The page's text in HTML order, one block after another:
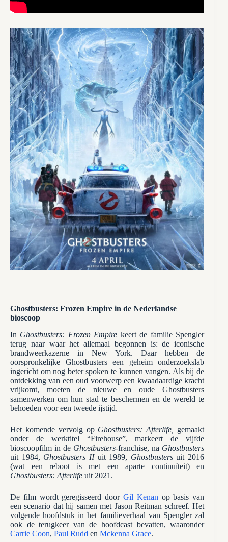
Ghostbusters: Frozen Empire in de Nederlandse
bioscoop
In Ghostbusters: Frozen Empire keert de familie Spengler
terug naar waar het allemaal begonnen is: de iconische
brandweerkazerne in New York. Daar hebben de
oorspronkelijke Ghostbusters een geheim onderzoekslab
ingericht om nog beter spoken te kunnen vangen. Als bij de
ontdekking van een oud voorwerp een kwaadaardige kracht
vrijkomt, moeten de nieuwe en oude Ghostbusters
samenwerken om hun stad te beschermen en de wereld te
behoeden voor een tweede ijstijd.
Het komende vervolg op Ghostbusters: Afterlife,
gemaakt
onder de werktitel “Firehouse”, markeert de vijfde
bioscoopfilm in de Ghostbusters-franchise, na Ghostbusters
uit 1984, Ghostbusters IIuit 1989, Ghostbustersuit 2016
(wat een reboot is met een aparte continuïteit) en
Ghostbusters: Afterlife uit 2021.
De film wordt geregisseerd door Gil Kenan op basis van
een scenario dat hij samen met Jason Reitman schreef. Het
volgende hoofdstuk in het familieverhaal van Spengler zal
ook de terugkeer van de hoofdcast bevatten, waaronder
Carrie Coon, Paul Rudd en Mckenna Grace.